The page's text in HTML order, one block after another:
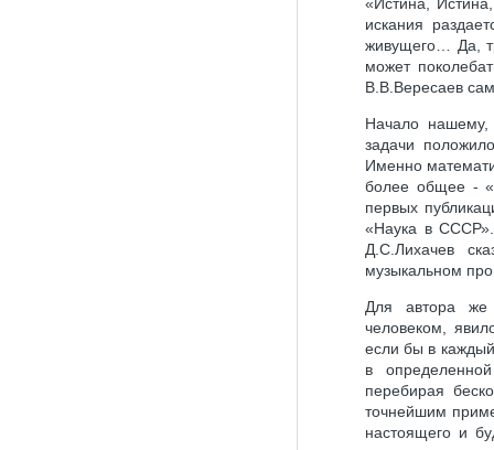
искания
живущего… Да,
может
В.В.Вересаев
Начало нашему,
задачи
Именно
более общее -
первых
«Наука в СССР».
Д.С.Лихачев
музыкальном
Для автора же
человеком,
если бы в
в
перебирая
точнейшим
настоящего и